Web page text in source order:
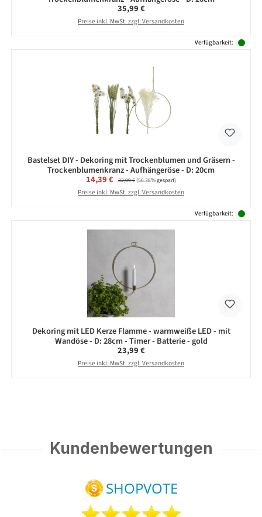
Regulärer Preis:
35,99 €
Preise inkl. MwSt. zzgl. Versandkosten
Verfügbarkeit:
Bastelset DIY - Dekoring mit Trockenblumen und Gräsern -
Trockenblumenkranz - Aufhängeröse - D: 20cm
Verkaufspreis:
14,39 € Regulärer Preis:
32,99 €(56.38% gespart)
Preise inkl. MwSt. zzgl. Versandkosten
Verfügbarkeit:
Dekoring mit LED Kerze Flamme - warmweiße LED - mit
Wandöse - D: 28cm - Timer - Batterie - gold
Regulärer Preis:
23,99 €
Preise inkl. MwSt. zzgl. Versandkosten
Kundenbewertungen